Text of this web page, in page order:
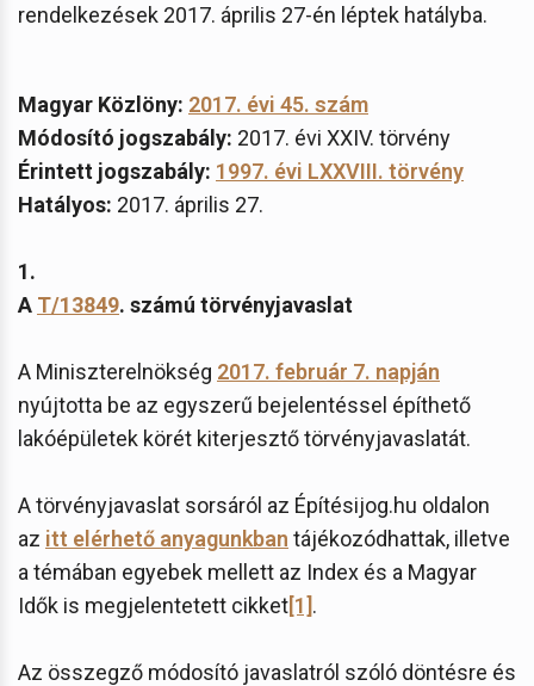
rendelkezések 2017. április 27-én léptek hatályba.
Magyar Közlöny: 2017. évi 45. szám
Módosító jogszabály: 2017. évi XXIV. törvény
Érintett jogszabály: 1997. évi LXXVIII. törvény
Hatályos: 2017. április 27.
1.
A T/13849. számú törvényjavaslat
A Miniszterelnökség 2017. február 7. napján
nyújtotta be az egyszerű bejelentéssel építhető
lakóépületek körét kiterjesztő törvényjavaslatát.
A törvényjavaslat sorsáról az Építésijog.hu oldalon
az itt elérhető anyagunkban tájékozódhattak, illetve
a témában egyebek mellett az Index és a Magyar
Idők is megjelentetett cikket[1].
Az összegző módosító javaslatról szóló döntésre és